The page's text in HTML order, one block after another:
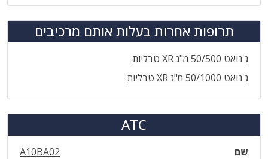
תרופות אחרות בעלות אותם מרכיבים
ג'נואט 50/500 מ"ג XR טבליות
ג'נואט 50/1000 מ"ג XR טבליות
ATC
שם
A10BA02